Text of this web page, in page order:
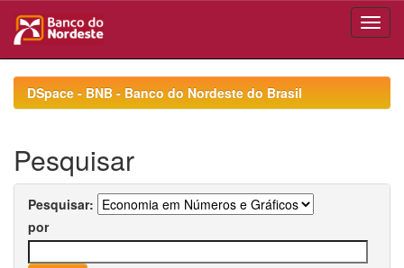
navigationDSpace - BNB - Banco do Nordeste do Brasil
Pesquisar
Pesquisar:
por